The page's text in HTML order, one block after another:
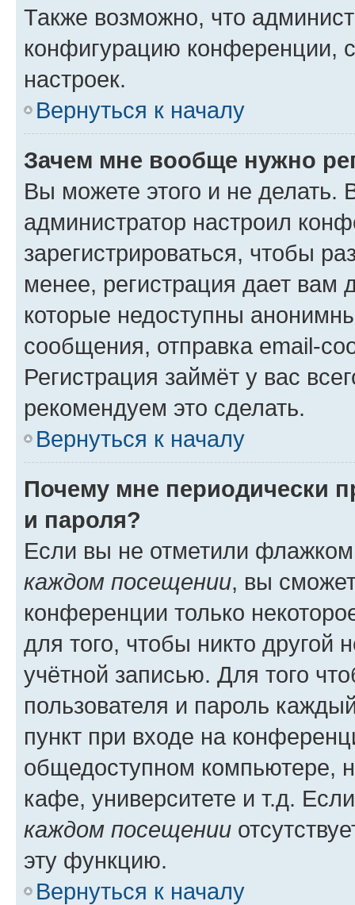
Также возможно, что
конфигурацию конференции,
настроек.
Вернуться к началу
Зачем мне вообще нужно
Вы можете этого и не делать.
администратор настроил
зарегистрироваться, чтобы
менее, регистрация дает вам
которые недоступны
сообщения, отправка email-
Регистрация займёт у вас
рекомендуем это сделать.
Вернуться к началу
Почему мне периодически
и пароля?
Если вы не отметили
каждом посещении, вы
конференции только
для того, чтобы никто другой
учётной записью. Для того
пользователя и пароль
пункт при входе на
общедоступном компьютере,
кафе, университете и т.д.
каждом посещении
эту функцию.
Вернуться к началу